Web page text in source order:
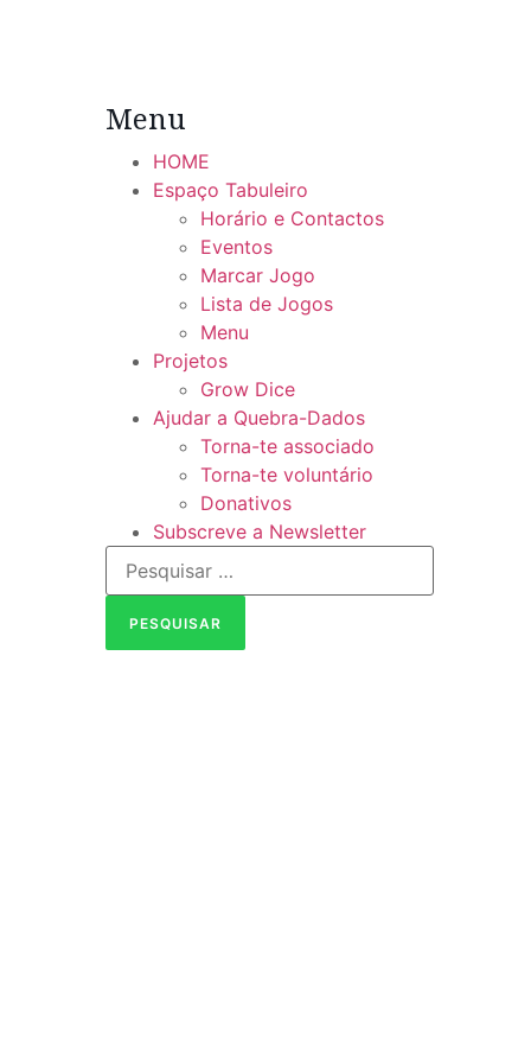
Menu
HOME
Espaço Tabuleiro
Horário e Contactos
Eventos
Marcar Jogo
Lista de Jogos
Menu
Projetos
Grow Dice
Ajudar a Quebra-Dados
Torna-te associado
Torna-te voluntário
Donativos
Subscreve a Newsletter